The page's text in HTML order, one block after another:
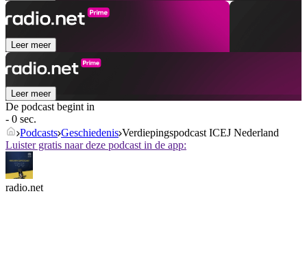
Leer meer
Leer meer
De podcast begint in
- 0 sec.
Podcasts Geschiedenis Verdiepingspodcast ICEJ Nederland
Luister gratis naar deze podcast in de app:
radio.net